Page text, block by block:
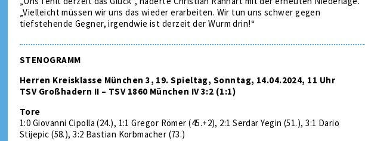
„Vielleicht müssen wir uns das wieder erarbeiten. Wir tun uns schwer gegen
tiefstehende Gegner, irgendwie ist derzeit der Wurm drin!“
STENOGRAMM
Herren Kreisklasse München 3, 19. Spieltag, Sonntag, 14.04.2024, 11 Uhr
TSV Großhadern II – TSV 1860 München IV 3:2 (1:1)
Tore
1:0 Giovanni Cipolla (24.), 1:1 Gregor Römer (45.+2), 2:1 Serdar Yegin (51.), 3:1 Dario
Stijepic (58.), 3:2 Bastian Korbmacher (73.)